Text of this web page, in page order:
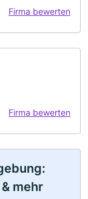
Firma bewerten
Firma bewerten
mehr